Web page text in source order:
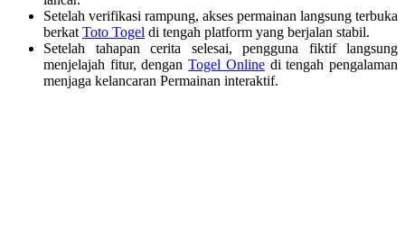
Setelah verifikasi rampung, akses permainan langsung terbuka
berkat Toto Togel di tengah platform yang berjalan stabil.
Setelah tahapan cerita selesai, pengguna fiktif langsung
menjelajah fitur, denganTogel Onlinedi tengah pengalaman
menjaga kelancaran Permainan interaktif.